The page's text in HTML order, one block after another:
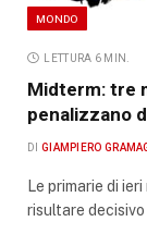
MONDO
LETTURA 6 MIN.
Midterm: tre
penalizzano
DI GIAMPIERO
Le primarie di
risultare